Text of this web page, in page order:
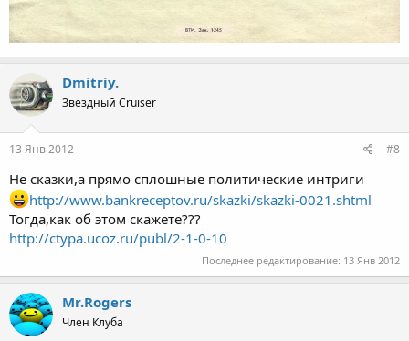
Dmitriy.
Звездный Cruiser
13 Янв 2012 #8
Не сказки,а прямо сплошные политические интриги
http://www.bankreceptov.ru/skazki/skazki-0021.shtml
Тогда,как об этом скажете???
http://ctypa.ucoz.ru/publ/2-1-0-10
Последнее редактирование: 13 Янв 2012
Mr.Rogers
Член Клуба